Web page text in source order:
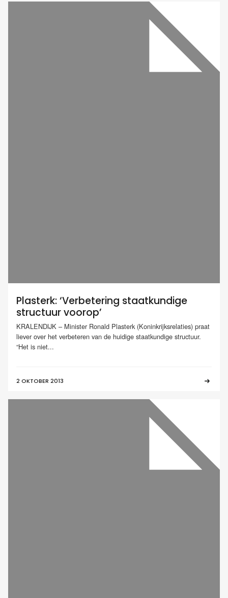
Plasterk: ‘Verbetering staatkundige
structuur voorop’
KRALENDIJK – Minister Ronald Plasterk (Koninkrijksrelaties) praat
liever over het verbeteren van de huidige staatkundige structuur.
“Het is niet...
2 OKTOBER 2013